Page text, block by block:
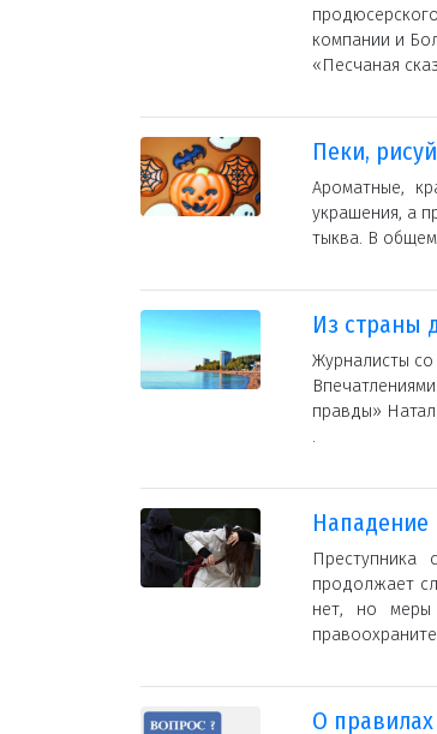
компании и
«Песчаная
Пеки,
Ароматные,
украшения, а
тыква. В
Из страны
Журналисты
правды»
.
Нападение
продолжает
нет, но меры
О